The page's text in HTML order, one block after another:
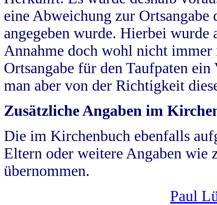
eine Abweichung zur
angegeben wurde. Hierbei wurde
Annahme doch wohl nicht
Ortsangabe für den Taufpaten
man aber von der Richtigkeit
Zusätzliche Angaben im
Die im Kirchenbuch ebenfalls
Eltern oder weitere Angaben wie
übernommen.
Paul